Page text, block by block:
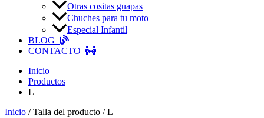
Otras cositas guapas
Chuches para tu moto
Especial Infantil
BLOG
CONTACTO
Inicio
Productos
L
Inicio / Talla del producto / L